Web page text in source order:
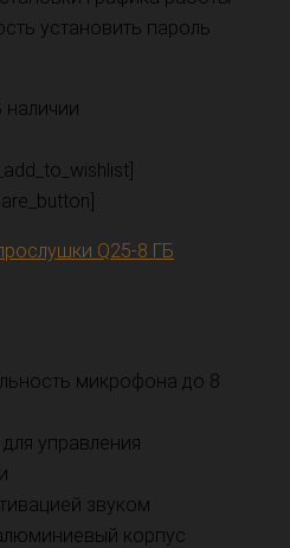
установить пароль
наличии
Q25-8 ГБ
микрофона до 8
управления
звуком
корпус